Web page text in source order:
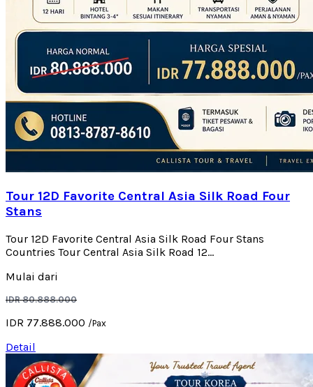
Tour 12D Favorite Central Asia Silk Road Four
Stans
Tour 12D Favorite Central Asia Silk Road Four Stans
Countries Tour Central Asia Silk Road 12...
Mulai dari
IDR 80.888.000
IDR 77.888.000 /Pax
Detail